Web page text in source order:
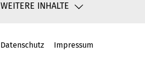
WEITERE INHALTE
Datenschutz Impressum